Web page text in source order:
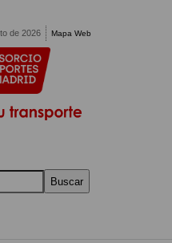
de 2026 Mapa Web
Buscar